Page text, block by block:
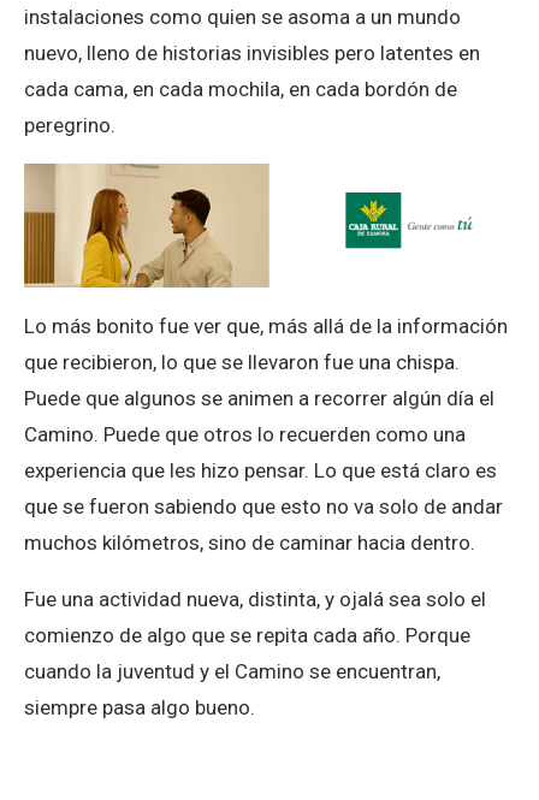
instalaciones como quien se asoma a un mundo
nuevo, lleno de historias invisibles pero latentes en
cada cama, en cada mochila, en cada bordón de
peregrino.
Lo más bonito fue ver que, más allá de la información
que recibieron, lo que se llevaron fue una chispa.
Puede que algunos se animen a recorrer algún día el
Camino. Puede que otros lo recuerden como una
experiencia que les hizo pensar. Lo que está claro es
que se fueron sabiendo que esto no va solo de andar
muchos kilómetros, sino de caminar hacia dentro.
Fue una actividad nueva, distinta, y ojalá sea solo el
comienzo de algo que se repita cada año. Porque
cuando la juventud y el Camino se encuentran,
siempre pasa algo bueno.